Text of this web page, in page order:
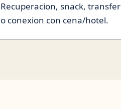
Recuperacion, snack, transfer
o conexion con cena/hotel.